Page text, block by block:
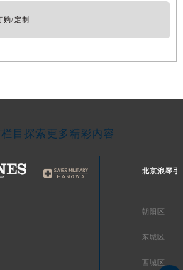
购/定制
目探索更多精彩内容
北京浪琴手
朝阳区
东城区
西城区